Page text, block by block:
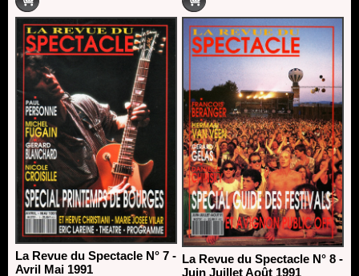
La Revue du Spectacle N° 7 -
Avril Mai 1991
La Revue du Spectacle N° 8 -
Juin Juillet Août 1991